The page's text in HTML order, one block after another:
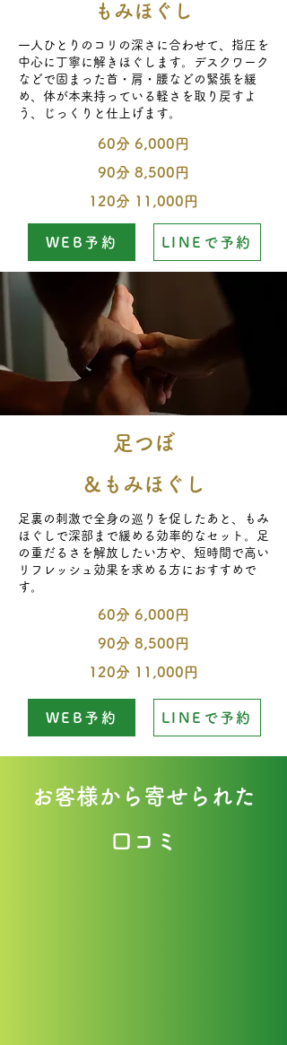
​もみほぐし
一人ひとりのコリの深さに合わせて、指圧を
中心に丁寧に解きほぐします。デスクワーク
などで固まった首・肩・腰などの緊張を緩
め、体が本来持っている軽さを取り戻すよ
う、じっくりと仕上げます。
60分 6,000円
90分 8,500円
120分 11,000円
WEB予約 LINEで予約
足つぼ
​＆もみほぐし
足裏の刺激で全身の巡りを促したあと、もみ
ほぐしで深部まで緩める効率的なセット。足
の重だるさを解放したい方や、短時間で高い
リフレッシュ効果を求める方におすすめで
す。
60分 6,000円
90分 8,500円
120分 11,000円
WEB予約 LINEで予約
お客様から寄せられた
口コミ